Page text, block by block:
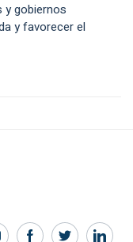
y gobiernos
y favorecer el